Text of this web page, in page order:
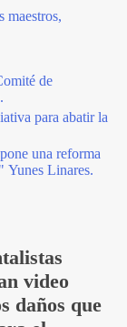
maestros,
de
para abatir la
una reforma
Yunes Linares.
video
daños que